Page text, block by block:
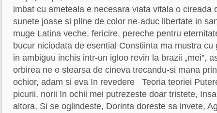
imbat cu ameteala e necesara viata vitala o cireada
sunete joase si pline de color ne-aduc libertate in
muge Latina veche, fericire, pereche pentru
bucur niciodata de esential Constiinta ma mustra
in ambiguu inchis intr-un igloo revin la brazii „mei”,
orbirea ne e stearsa de cineva trecandu-si mana
ochior, adam si eva In revedere Teoria teoriei
picurii, norii In ochii mei putrezeste doar tristete,
altora, Si se oglindeste, Dorinta doreste sa invete,